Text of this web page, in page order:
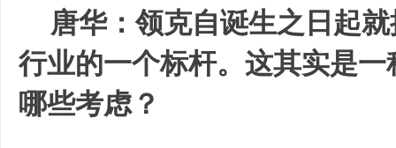
唐华：领克自诞生之日起
行业的一个标杆。这其实是
哪些考虑？